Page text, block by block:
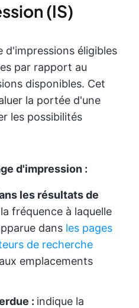
(IS)
d'impressions éligibles
par rapport au
disponibles. Cet
la portée d'une
les possibilités
d'impression :
les résultats de
fréquence à laquelle
dans les pages
de recherche
emplacements
: indique la